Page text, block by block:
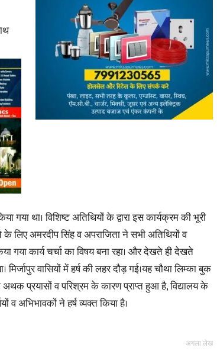
Hindi
News
गया था। विशिष्ट अतिथियों के द्वारा इस कार्यक्रम की भूरी
लिए अमरदीप सिंह व अपराजिता ने सभी अतिथियों व
गया कार्य चर्चा का विषय बना रहा। और देखते ही देखते
वासियों में हर्ष की लहर दौड़ गई।यह चौथा लिम्का बुक
प्रयासों व परिश्रम के कारण प्राप्त हुआ है, विद्यालय के
व अभिभावकों ने हर्ष व्यक्त किया है।
अगला लेख